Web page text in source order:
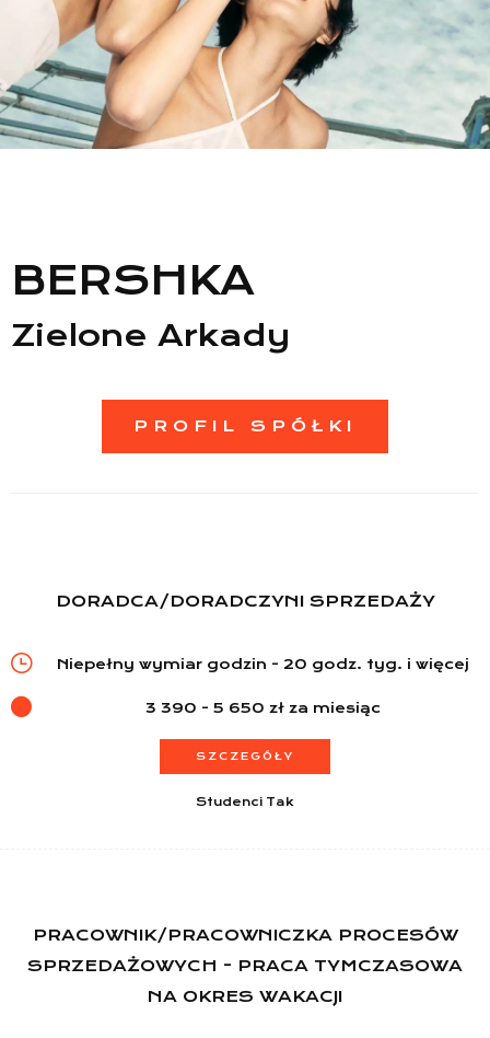
BERSHKA
Zielone Arkady
PROFIL SPÓŁKI
DORADCA/DORADCZYNI SPRZEDAŻY
Niepełny wymiar godzin - 20 godz. tyg. i więcej
3 390 - 5 650 zł za miesiąc
SZCZEGÓŁY
Studenci Tak
PRACOWNIK/PRACOWNICZKA PROCESÓW
SPRZEDAŻOWYCH - PRACA TYMCZASOWA
NA OKRES WAKACJI